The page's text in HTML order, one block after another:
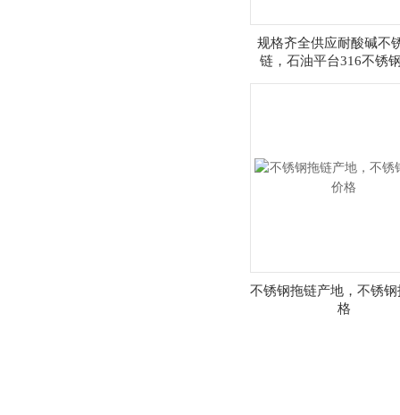
规格齐全供应耐酸碱不
链，石油平台316不锈
不锈钢拖链产地，不锈
格